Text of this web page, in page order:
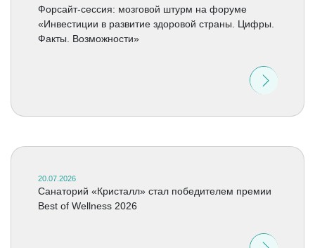
Форсайт-сессия: мозговой штурм на форуме
«Инвестиции в развитие здоровой страны. Цифры.
Факты. Возможности»
20.07.2026
Cанаторий «Кристалл» стал победителем премии
Best of Wellness 2026